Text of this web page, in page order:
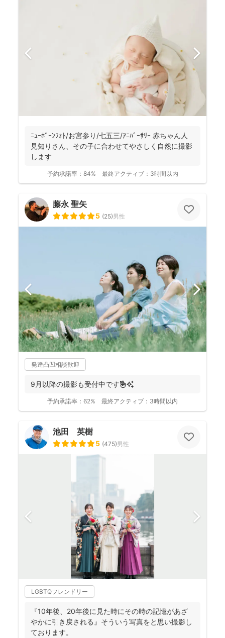
ﾆｭｰﾎﾞｰﾝﾌｫﾄ/お宮参り/七五三/ｱﾆﾊﾞｰｻﾘｰ 赤ちゃん人
見知りさん、その子に合わせてやさしく自然に撮影
します
予約承諾率： 84% 最終アクティブ： 3時間以内
藤永 聖矢
5 (25)男性
発達凸凹相談歓迎
9月以降の撮影も受付中です✌️✨
予約承諾率： 62% 最終アクティブ： 3時間以内
池田 英樹
5 (475)男性
LGBTQフレンドリー
『10年後、20年後に見た時にその時の記憶があざ
やかに引き戻される』そういう写真をと思い撮影し
ております。